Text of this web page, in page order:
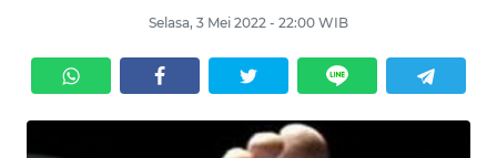
Selasa, 3 Mei 2022 - 22:00 WIB
TOKOH